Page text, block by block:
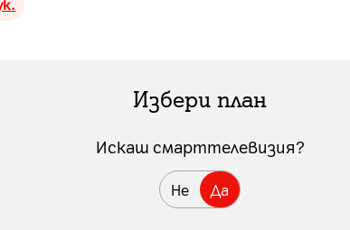
Избери план
Искаш смарттелевизия?
Не Да